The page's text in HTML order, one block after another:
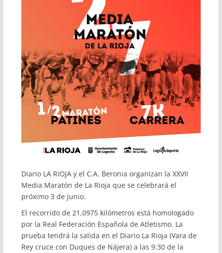
Diario LA RIOJA y el C.A. Beronia organizan la XXVII
Media Maratón de La Rioja que se celebrará el
próximo 3 de junio.
El recorrido de 21,0975 kilómetros está homologado
por la Real Federación Española de Atletismo. La
prueba tendrá la salida en el Diario La Rioja (Vara de
Rey cruce con Duques de Nájera) a las 9:30 de la